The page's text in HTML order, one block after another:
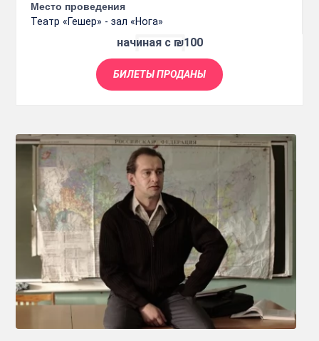
Место проведения
Театр «Гешер» - зал «Нога»
начиная с ₪100
БИЛЕТЫ ПРОДАНЫ